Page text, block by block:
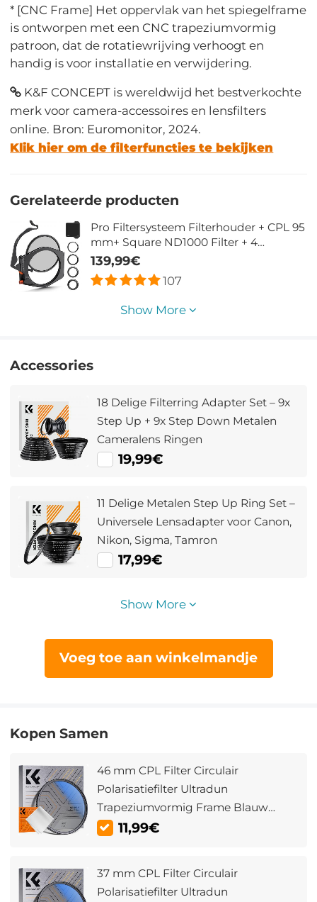
* [CNC Frame] Het oppervlak van het spiegelframe
is ontworpen met een CNC trapeziumvormig
patroon, dat de rotatiewrijving verhoogt en
handig is voor installatie en verwijdering.
K&F CONCEPT is wereldwijd het bestverkochte
merk voor camera-accessoires en lensfilters
online. Bron: Euromonitor, 2024.
Klik hier om de filterfuncties te bekijken
Gerelateerde producten
Pro Filtersysteem Filterhouder + CPL 95
mm+ Square ND1000 Filter + 4
Adapterringen Voor Cameralens
139,99€
107
Show More
Accessories
18 Delige Filterring Adapter Set – 9x
Step Up + 9x Step Down Metalen
Cameralens Ringen
19,99€
11 Delige Metalen Step Up Ring Set –
Universele Lensadapter voor Canon,
Nikon, Sigma, Tamron
17,99€
Show More
Voeg toe aan winkelmandje
Kopen Samen
46 mm CPL Filter Circulair
Polarisatiefilter Ultradun
Trapeziumvormig Frame Blauw
Gecoate Film met Een Stuk
11,99€
37 mm CPL Filter Circulair
Polarisatiefilter Ultradun